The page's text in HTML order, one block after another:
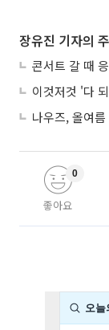
장유진 기자의
콘서트 갈 때
좋아요
0